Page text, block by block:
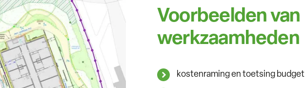
Voorbeelden van
werkzaamheden
kostenraming en toetsing budget